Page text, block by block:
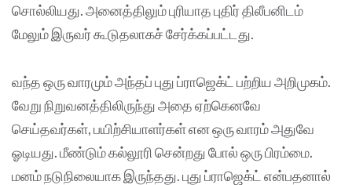
சொல்லியது. அனைத்திலும் புரியாத புதிர் திலீபனிடம்
மேலும் இருவர் கூடுதலாகச் சேர்க்கப்பட்டது.
வந்த ஒரு வாரமும் அந்தப் புது ப்ராஜெக்ட் பற்றிய அறிமுகம்.
வேறு நிறுவனத்திலிருந்து அதை ஏற்கெனவே
செய்தவர்கள், பயிற்சியாளர்கள் என ஒரு வாரம் அதுவே
ஓடியது. மீண்டும் கல்லூரி சென்றது போல் ஒரு பிரம்மை.
மனம் நடுநிலையாக இருந்தது. புது ப்ராஜெக்ட் என்பதனால்